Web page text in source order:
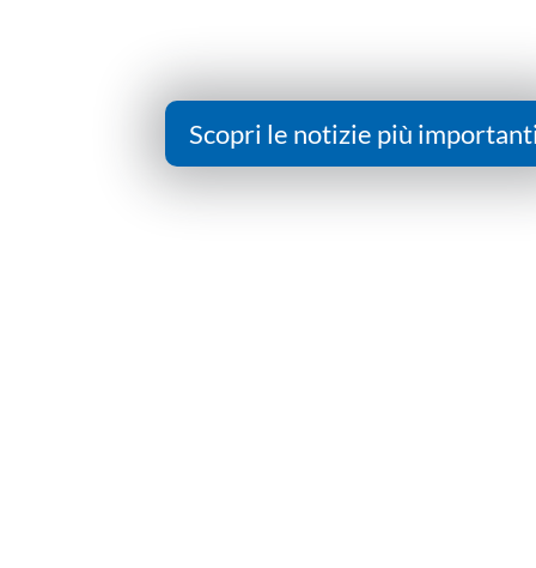
Scopri le notizie più